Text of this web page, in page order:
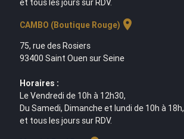
et tous les jours sur RDV.
CAMBO (Boutique Rouge) location_on
75, rue des Rosiers
93400 Saint Ouen sur Seine
Horaires :
Le Vendredi de 10h à 12h30,
Du Samedi, Dimanche et lundi de 10h à 18h,
et tous les jours sur RDV.